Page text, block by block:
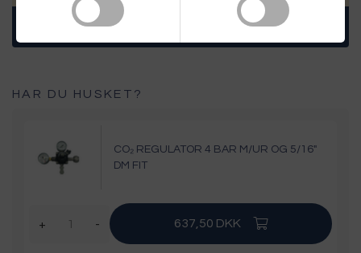
HAR DU HUSKET?
CO₂ REGULATOR 4 BAR M/UR OG 5/16"
DM FIT
+ - 637,50 DKK